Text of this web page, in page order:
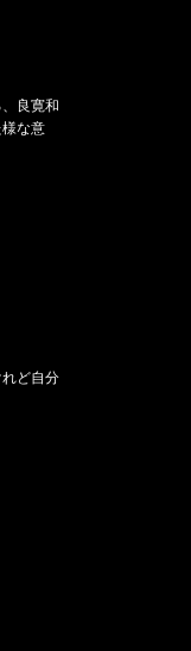
良寛和
様な意
れど自分